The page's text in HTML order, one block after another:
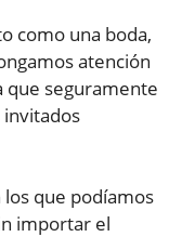
como una boda,
atención
que seguramente
invitados
que podíamos
importar el